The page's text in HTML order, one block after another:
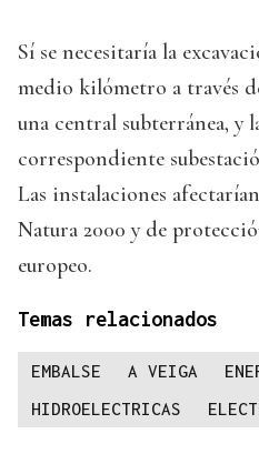
Sí se necesitaría la
medio kilómetro a través
una central subterránea, y
correspondiente
Las instalaciones
Natura 2000 y de
europeo.
Temas relacionados
EMBALSE A VEIGA
HIDROELECTRICAS